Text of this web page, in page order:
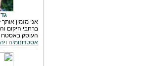
אני מזמין
ברחבי היקום
העוסק
אסטרונומיה